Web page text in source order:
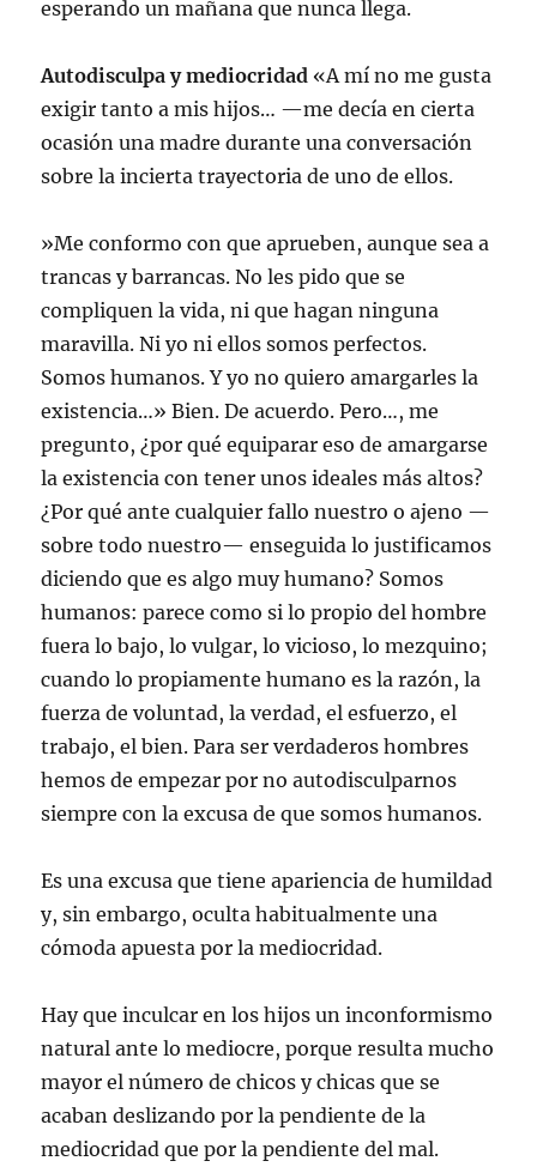
esperando un mañana que nunca llega.
Autodisculpa y mediocridad «A mí no me gusta
exigir tanto a mis hijos… —me decía en cierta
ocasión una madre durante una conversación
sobre la incierta trayectoria de uno de ellos.
»Me conformo con que aprueben, aunque sea a
trancas y barrancas. No les pido que se
compliquen la vida, ni que hagan ninguna
maravilla. Ni yo ni ellos somos perfectos.
Somos humanos. Y yo no quiero amargarles la
existencia…» Bien. De acuerdo. Pero…, me
pregunto, ¿por qué equiparar eso de amargarse
la existencia con tener unos ideales más altos?
¿Por qué ante cualquier fallo nuestro o ajeno —
sobre todo nuestro— enseguida lo justificamos
diciendo que es algo muy humano? Somos
humanos: parece como si lo propio del hombre
fuera lo bajo, lo vulgar, lo vicioso, lo mezquino;
cuando lo propiamente humano es la razón, la
fuerza de voluntad, la verdad, el esfuerzo, el
trabajo, el bien. Para ser verdaderos hombres
hemos de empezar por no autodisculparnos
siempre con la excusa de que somos humanos.
Es una excusa que tiene apariencia de humildad
y, sin embargo, oculta habitualmente una
cómoda apuesta por la mediocridad.
Hay que inculcar en los hijos un inconformismo
natural ante lo mediocre, porque resulta mucho
mayor el número de chicos y chicas que se
acaban deslizando por la pendiente de la
mediocridad que por la pendiente del mal.